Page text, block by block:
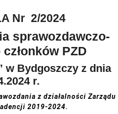
Nr 2/2024
sprawozdawczo-
PZD
w Bydgoszczy z dnia
r.
z działalności Zarządu
2019-2024.